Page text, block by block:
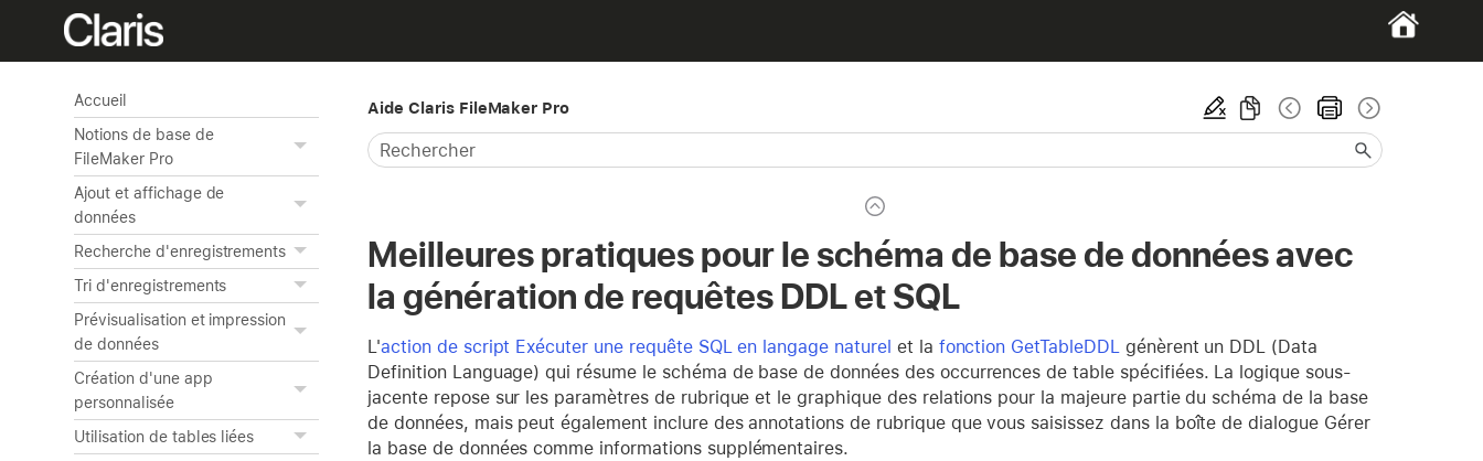
Accueil
Notions de base de
FileMaker Pro
Ajout et affichage de
données
Recherche d'enregistrements
Tri d'enregistrements
Prévisualisation et impression
de données
Création d'une app
personnalisée
Utilisation de tables liées
Aide Claris FileMaker Pro
Meilleures pratiques pour le schéma de base de données avec
la génération de requêtes DDL et SQL
L'action de script Exécuter une requête SQL en langage naturel et la fonction GetTableDDLgénèrent un DDL (Data
Definition Language) qui résume le schéma de base de données des occurrences de table spécifiées. La logique sous-
jacente repose sur les paramètres de rubrique et le graphique des relations pour la majeure partie du schéma de la base
de données, mais peut également inclure des annotations de rubrique que vous saisissez dans la boîte de dialogue Gérer
la base de données comme informations supplémentaires.